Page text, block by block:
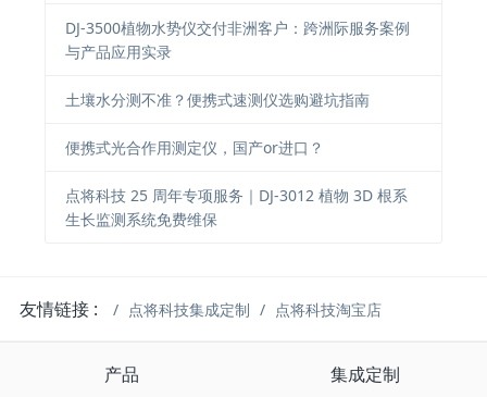
DJ-3500植物水势仪交付非洲客户：跨洲际服务案例
与产品应用实录
土壤水分测不准？便携式速测仪选购避坑指南
便携式光合作用测定仪，国产or进口？
点将科技 25 周年专项服务｜DJ-3012 植物 3D 根系
生长监测系统免费维保
友情链接 : 点将科技集成定制 点将科技淘宝店
产品 集成定制